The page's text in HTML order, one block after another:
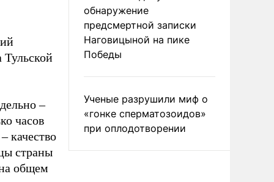
–
часов
качество
страны
общем
обнаружение
предсмертной записки
Наговицыной на пике
Победы
Ученые разрушили миф о
«гонке сперматозоидов»
при оплодотворении